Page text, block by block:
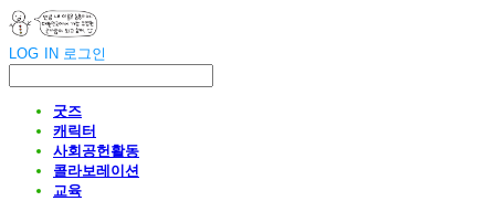
LOG IN 로그인
굿즈
캐릭터
사회공헌활동
콜라보레이션
교육